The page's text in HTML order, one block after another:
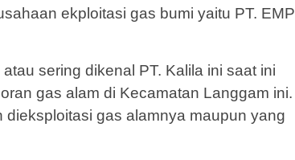
ekploitasi gas bumi yaitu PT. EMP
sering dikenal PT. Kalila ini saat ini
gas alam di Kecamatan Langgam ini.
gas alamnya maupun yang